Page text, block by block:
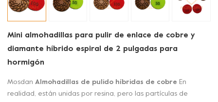
Mini almohadillas para pulir de enlace de cobre y
diamante híbrido espiral de 2 pulgadas para
hormigón
Mosdan Almohadillas de pulido híbridas de cobre En
realidad, están unidas por resina, pero las partículas de